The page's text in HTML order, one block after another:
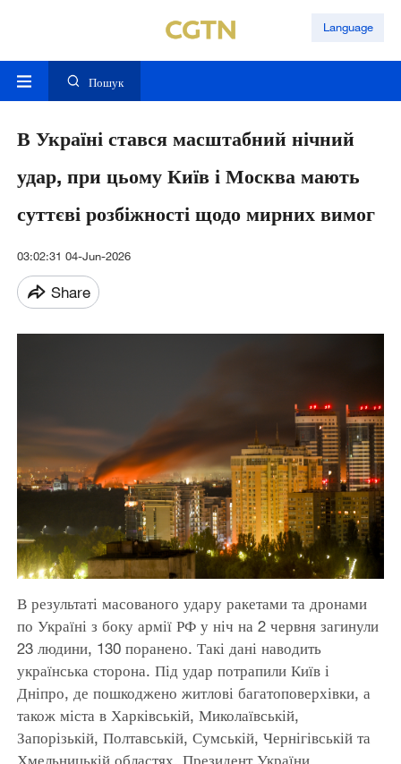
Language
Пошук
В Україні стався масштабний нічний
удар, при цьому Київ і Москва мають
суттєві розбіжності щодо мирних вимог
03:02:31 04-Jun-2026
Share
В результаті масованого удару ракетами та дронами
по Україні з боку армії РФ у ніч на 2 червня загинули
23 людини, 130 поранено. Такі дані наводить
українська сторона. Під удар потрапили Київ і
Дніпро, де пошкоджено житлові багатоповерхівки, а
також міста в Харківській, Миколаївській,
Запорізькій, Полтавській, Сумській, Чернігівській та
Хмельницькій областях. Президент України